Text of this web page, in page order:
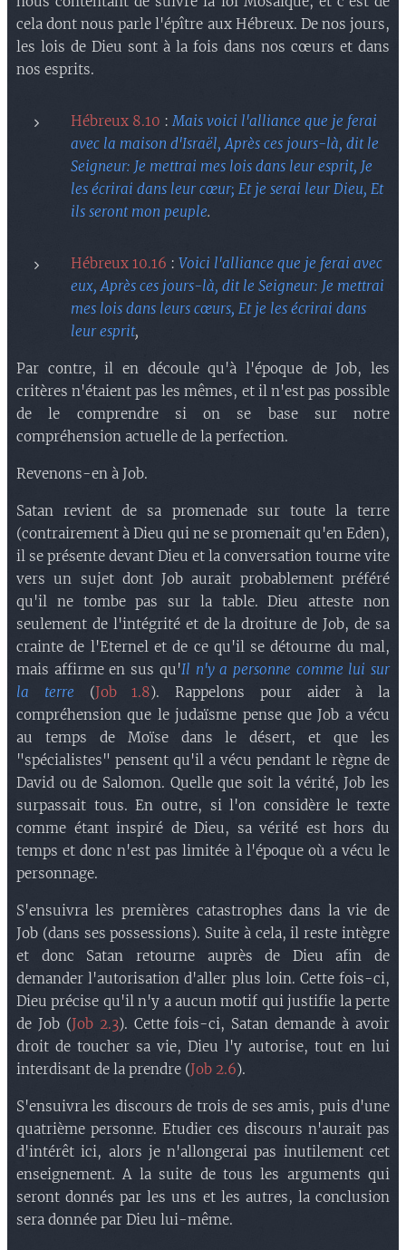
cela dont nous parle l'épître aux Hébreux. De nos jours,
les lois de Dieu sont à la fois dans nos cœurs et dans
nos esprits.
Hébreux 8.10 :Mais voici l'alliance que je ferai
avec la maison d'Israël, Après ces jours-là, dit le
Seigneur: Je mettrai mes lois dans leur esprit, Je
les écrirai dans leur cœur; Et je serai leur Dieu, Et
ils seront mon peuple.
Hébreux 10.16 : Voici l'alliance que je ferai avec
eux, Après ces jours-là, dit le Seigneur: Je mettrai
mes lois dans leurs cœurs, Et je les écrirai dans
leur esprit,
Par contre, il en découle qu'à l'époque de Job, les
critères n'étaient pas les mêmes, et il n'est pas possible
de le comprendre si on se base sur notre
compréhension actuelle de la perfection.
Revenons-en à Job.
Satan revient de sa promenade sur toute la terre
(contrairement à Dieu qui ne se promenait qu'en Eden),
il se présente devant Dieu et la conversation tourne vite
vers un sujet dont Job aurait probablement préféré
qu'il ne tombe pas sur la table. Dieu atteste non
seulement de l'intégrité et de la droiture de Job, de sa
crainte de l'Eternel et de ce qu'il se détourne du mal,
mais affirme en sus qu'Il n'y a personne comme lui sur
la terre
(Job 1.8). Rappelons pour aider à la
compréhension que le judaïsme pense que Job a vécu
au temps de Moïse dans le désert, et que les
"spécialistes" pensent qu'il a vécu pendant le règne de
David ou de Salomon. Quelle que soit la vérité, Job les
surpassait tous. En outre, si l'on considère le texte
comme étant inspiré de Dieu, sa vérité est hors du
temps et donc n'est pas limitée à l'époque où a vécu le
personnage.
S'ensuivra les premières catastrophes dans la vie de
Job (dans ses possessions). Suite à cela, il reste intègre
et donc Satan retourne auprès de Dieu afin de
demander l'autorisation d'aller plus loin. Cette fois-ci,
Dieu précise qu'il n'y a aucun motif qui justifie la perte
de Job (Job 2.3). Cette fois-ci, Satan demande à avoir
droit de toucher sa vie, Dieu l'y autorise, tout en lui
interdisant de la prendre (Job 2.6).
S'ensuivra les discours de trois de ses amis, puis d'une
quatrième personne. Etudier ces discours n'aurait pas
d'intérêt ici, alors je n'allongerai pas inutilement cet
enseignement. A la suite de tous les arguments qui
seront donnés par les uns et les autres, la conclusion
sera donnée par Dieu lui-même.